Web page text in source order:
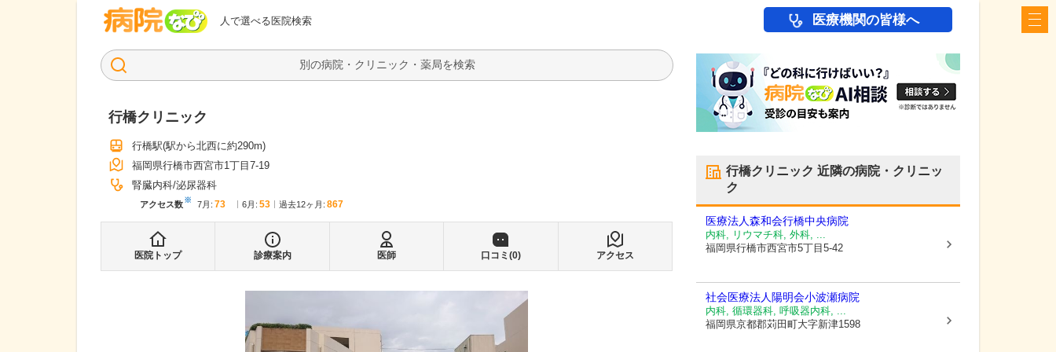
人で選べる医院検索
病院なび 医療機関の皆様へ
検索
行橋クリニック
行橋駅(駅から北西に約290m)
福岡県行橋市西宮市1丁目7-19
腎臓内科 泌尿器科
アクセス数※ 7月 : 73 6月 : 53 過去12ヶ月: 867
医院トップ 診療案内 医師 口コミ(0) アクセス
行橋クリニック 近隣の病院・クリニッ
ク
医療法人森和会行橋中央病院
内科, リウマチ科, 外科, ...
福岡県行橋市西宮市5丁目5-42
社会医療法人陽明会小波瀬病院
内科, 循環器科, 呼吸器内科, ...
福岡県京都郡苅田町大字新津1598